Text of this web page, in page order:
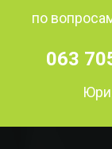
по
063